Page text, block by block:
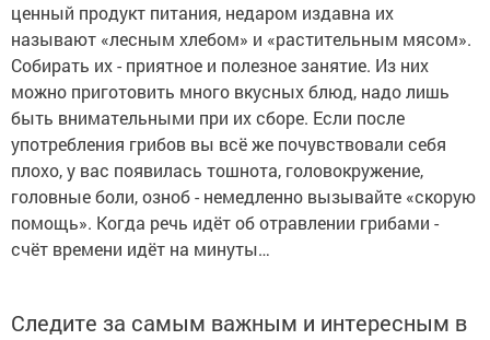
ценный продукт питания, недаром издавна их
называют «лесным хлебом» и «растительным мясом».
Собирать их - приятное и полезное занятие. Из них
можно приготовить много вкусных блюд, надо лишь
быть внимательными при их сборе. Если после
употребления грибов вы всё же почувствовали себя
плохо, у вас появилась тошнота, головокружение,
головные боли, озноб - немедленно вызывайте «скорую
помощь». Когда речь идёт об отравлении грибами -
счёт времени идёт на минуты…
Следите за самым важным и интересным в